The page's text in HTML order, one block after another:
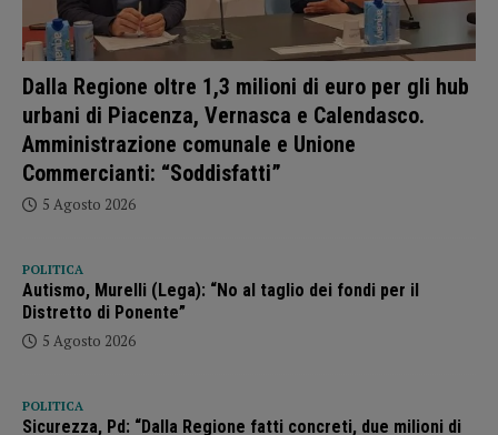
Dalla Regione oltre 1,3 milioni di euro per gli hub
urbani di Piacenza, Vernasca e Calendasco.
Amministrazione comunale e Unione
Commercianti: “Soddisfatti”
5 Agosto 2026
POLITICA
Autismo, Murelli (Lega): “No al taglio dei fondi per il
Distretto di Ponente”
5 Agosto 2026
POLITICA
Sicurezza, Pd: “Dalla Regione fatti concreti, due milioni di